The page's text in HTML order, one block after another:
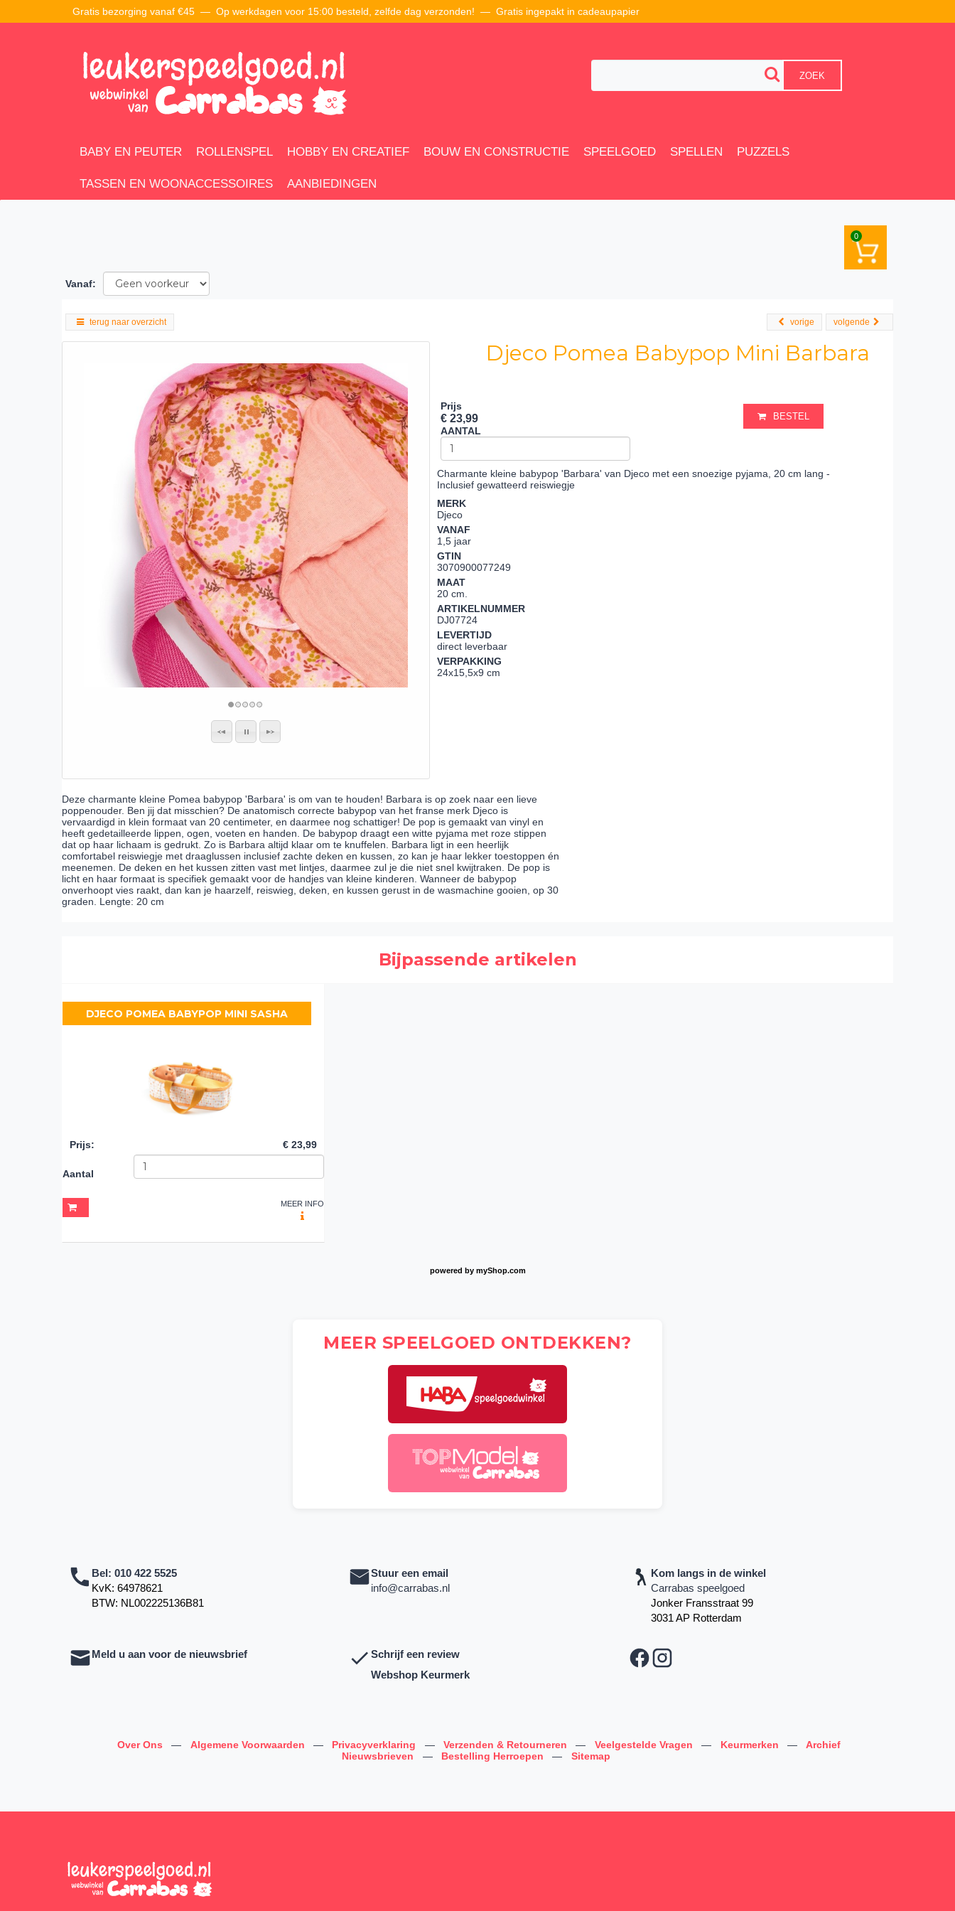
Gratis bezorging vanaf €45 — Op werkdagen voor 15:00 besteld, zelfde dag verzonden! — Gratis ingepakt in cadeaupapier
ZOEK
BABY EN PEUTER ROLLENSPEL HOBBY EN CREATIEF BOUW EN CONSTRUCTIE SPEELGOED SPELLEN PUZZELS
TASSEN EN WOONACCESSOIRES AANBIEDINGEN
0
Vanaf:
terug naar overzicht volgende
vorige
Djeco Pomea Babypop Mini Barbara
Prijs
€ 23,99
AANTAL
BESTEL
Charmante kleine babypop 'Barbara' van Djeco met een snoezige pyjama, 20 cm lang -
Inclusief gewatteerd reiswiegje
MERK
Djeco
VANAF
1,5 jaar
GTIN
3070900077249
MAAT
20 cm.
ARTIKELNUMMER
DJ07724
LEVERTIJD
direct leverbaar
VERPAKKING
24x15,5x9 cm
Deze charmante kleine Pomea babypop 'Barbara' is om van te houden! Barbara is op zoek naar een lieve
poppenouder. Ben jij dat misschien? De anatomisch correcte babypop van het franse merk Djeco is
vervaardigd in klein formaat van 20 centimeter, en daarmee nog schattiger! De pop is gemaakt van vinyl en
heeft gedetailleerde lippen, ogen, voeten en handen. De babypop draagt een witte pyjama met roze stippen
dat op haar lichaam is gedrukt. Zo is Barbara altijd klaar om te knuffelen. Barbara ligt in een heerlijk
comfortabel reiswiegje met draaglussen inclusief zachte deken en kussen, zo kan je haar lekker toestoppen én
meenemen. De deken en het kussen zitten vast met lintjes, daarmee zul je die niet snel kwijtraken. De pop is
licht en haar formaat is specifiek gemaakt voor de handjes van kleine kinderen. Wanneer de babypop
onverhoopt vies raakt, dan kan je haarzelf, reiswieg, deken, en kussen gerust in de wasmachine gooien, op 30
graden. Lengte: 20 cm
Bijpassende artikelen
DJECO POMEA BABYPOP MINI SASHA
Prijs: € 23,99
Aantal
MEER INFO
powered by myShop.com
MEER SPEELGOED ONTDEKKEN?
Bel: 010 422 5525
KvK: 64978621
BTW: NL002225136B81
Stuur een email
info@carrabas.nl
Kom langs in de winkel
Carrabas speelgoed
Jonker Fransstraat 99
3031 AP Rotterdam
Meld u aan voor de nieuwsbrief
Schrijf een review
Webshop Keurmerk
Over Ons — Algemene Voorwaarden — Privacyverklaring — Verzenden & Retourneren — Veelgestelde Vragen — Keurmerken —
Archief
Nieuwsbrieven
— Bestelling Herroepen — Sitemap